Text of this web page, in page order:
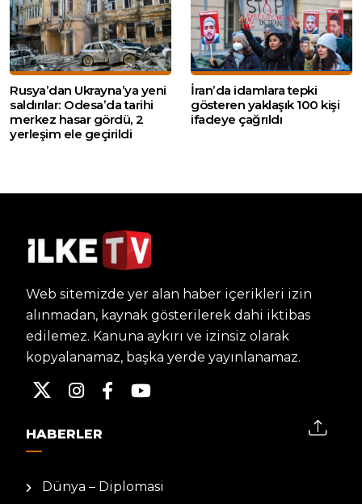
Rusya’dan Ukrayna’ya yeni
saldırılar: Odesa’da tarihi
merkez hasar gördü, 2
yerleşim ele geçirildi
İran’da idamlara tepki
gösteren yaklaşık 100 kişi
ifadeye çağrıldı
Web sitemizde yer alan haber içerikleri izin
alınmadan, kaynak gösterilerek dahi iktibas
edilemez. Kanuna aykırı ve izinsiz olarak
kopyalanamaz, başka yerde yayınlanamaz.
HABERLER
Dünya – Diplomasi